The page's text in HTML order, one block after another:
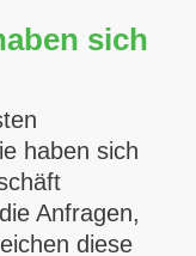
sich
haben sich
Anfragen,
diese